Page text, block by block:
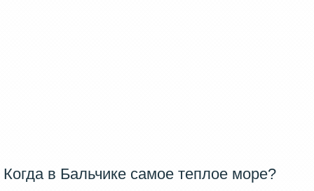
Когда в Бальчике самое теплое море?